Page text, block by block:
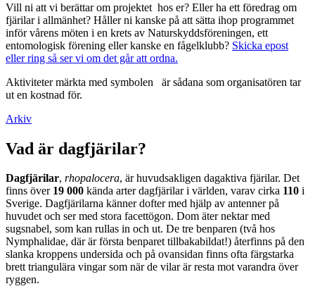
Vill ni att vi berättar om projektet hos er? Eller ha ett föredrag om
fjärilar i allmänhet? Håller ni kanske på att sätta ihop programmet
inför vårens möten i en krets av Naturskyddsföreningen, ett
entomologisk förening eller kanske en fågelklubb? Skicka epost
eller ring så ser vi om det går att ordna.
Aktiviteter märkta med symbolen
är sådana som organisatören tar
ut en kostnad för.
Arkiv
Vad är dagfjärilar?
Dagfjärilar, rhopalocera, är huvudsakligen dagaktiva fjärilar. Det
finns över 19 000 kända arter dagfjärilar i världen, varav cirka 110 i
Sverige. Dagfjärilarna känner dofter med hjälp av antenner på
huvudet och ser med stora facettögon. Dom äter nektar med
sugsnabel, som kan rullas in och ut. De tre benparen (två hos
Nymphalidae, där är första benparet tillbakabildat!) återfinns på den
slanka kroppens undersida och på ovansidan finns ofta färgstarka
brett triangulära vingar som när de vilar är resta mot varandra över
ryggen.